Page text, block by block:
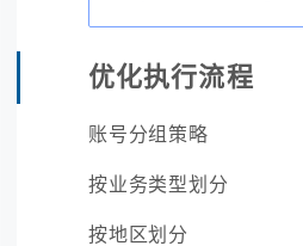
优化执行流程
账号分组策略
按业务类型划分
按地区划分